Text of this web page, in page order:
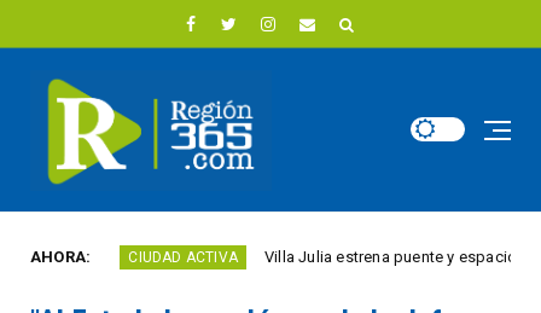
AHORA:CIUDAD ACTIVA Villa Julia estrena puente y espacios